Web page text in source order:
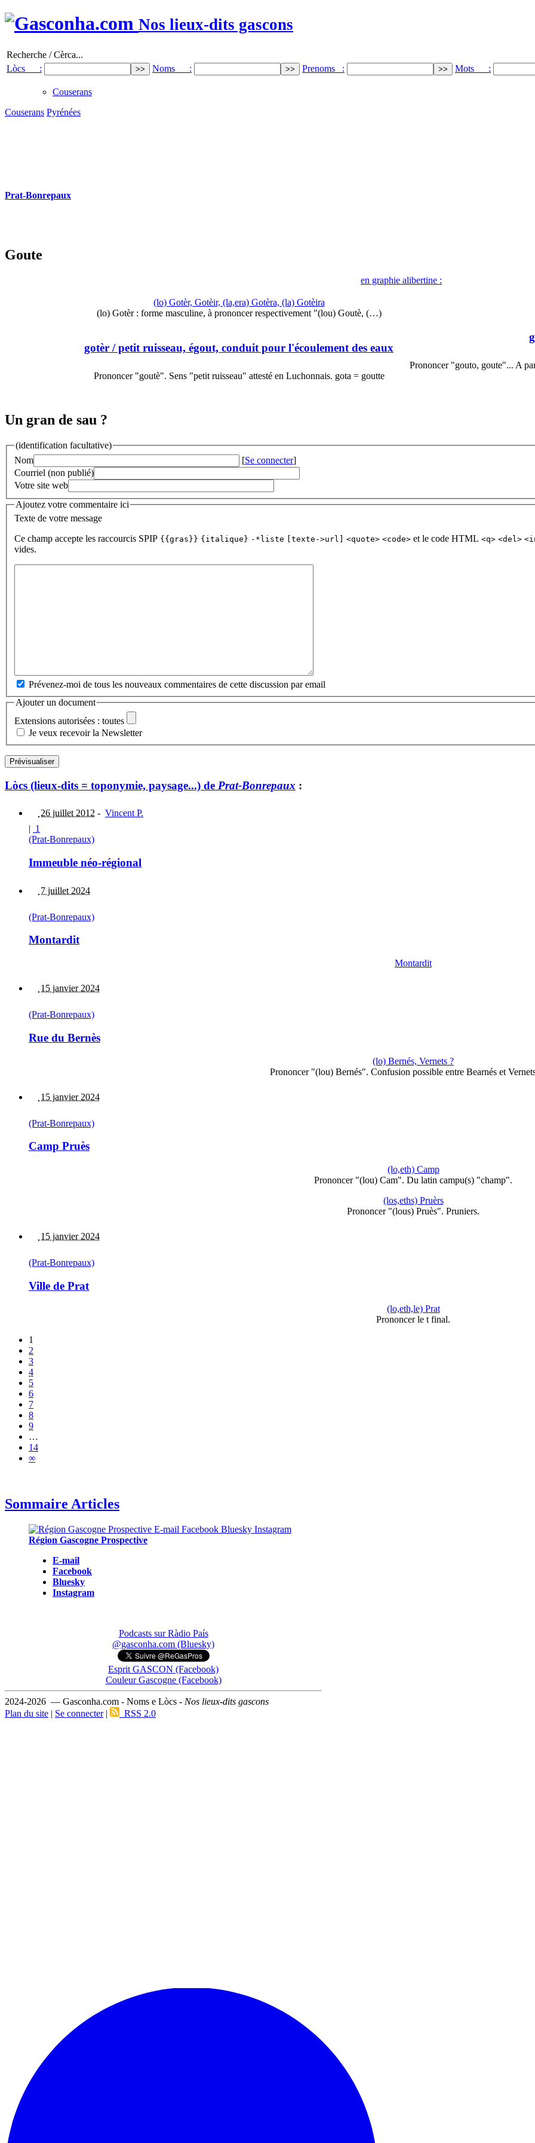
Nos lieux-dits gascons
Recherche / Cèrca...
Lòcs :
Noms : Prenoms : Mots :
Couserans
Couserans Pyrénées
Prat-Bonrepaux
Goute
en graphie alibertine :
(lo) Gotèr, Gotèir, (la,era) Gotèra, (la) Gotèira
(lo) Gotèr : forme masculine, à prononcer respectivement "(lou) Goutè, (…)
gotèr / petit ruisseau, égout, conduit pour l'écoulement des eaux
Prononcer "goutè". Sens "petit ruisseau" attesté en Luchonnais. gota = goutte
Prononcer "gouto, goute"... A
Un gran de sau ?
(identification facultative)
Nom
[Se connecter]
Courriel (non publié)
Votre site web
Ajoutez votre commentaire ici
Texte de votre message
Ce champ accepte les raccourcis SPIP {{gras}} {italique} -*liste [texte->url] <quote> <code> et le code HTML <q> <del>
vides.
Prévenez-moi de tous les nouveaux commentaires de cette discussion par email
Ajouter un document
Extensions autorisées : toutes
Je veux recevoir la Newsletter
Lòcs (lieux-dits = toponymie, paysage...) de Prat-Bonrepaux :
26 juillet 2012 - Vincent P.
| 1
(Prat-Bonrepaux)
Immeuble néo-régional
7 juillet 2024
(Prat-Bonrepaux)
Montardit
Montardit
15 janvier 2024
(Prat-Bonrepaux)
Rue du Bernès
(lo) Bernés, Vernets ?
Prononcer "(lou) Bernés". Confusion possible entre Bearnés et
15 janvier 2024
(Prat-Bonrepaux)
Camp Pruès
(lo,eth) Camp
Prononcer "(lou) Cam". Du latin campu(s) "champ".
(los,eths) Pruèrs
Prononcer "(lous) Pruès". Pruniers.
15 janvier 2024
(Prat-Bonrepaux)
Ville de Prat
(lo,eth,le) Prat
Prononcer le t final.
1
2
3
4
5
6
7
8
9
…
14
∞
Sommaire Articles
Région Gascogne Prospective
E-mail
Facebook
Bluesky
Instagram
Podcasts sur Ràdio País
@gasconha.com (Bluesky)
Esprit GASCON (Facebook)
Couleur Gascogne (Facebook)
2024-2026 — Gasconha.com - Noms e Lòcs - Nos lieux-dits gascons
Plan du site | Se connecter| RSS 2.0